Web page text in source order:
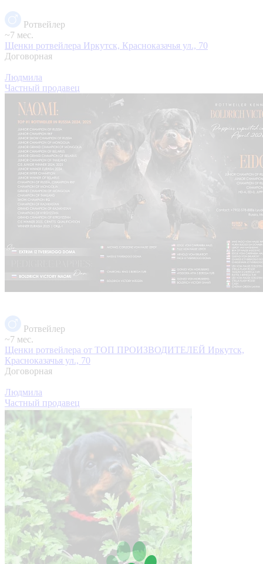
Ротвейлер
~7 мес.
Щенки ротвейлера Иркутск, Красноказачья ул., 70
Договорная
Людмила
Частный продавец
Ротвейлер
~7 мес.
Щенки ротвейлера от ТОП ПРОИЗВОДИТЕЛЕЙ Иркутск,
Красноказачья ул., 70
Договорная
Людмила
Частный продавец